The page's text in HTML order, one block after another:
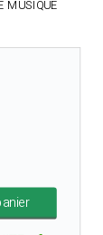
MUSIQUE